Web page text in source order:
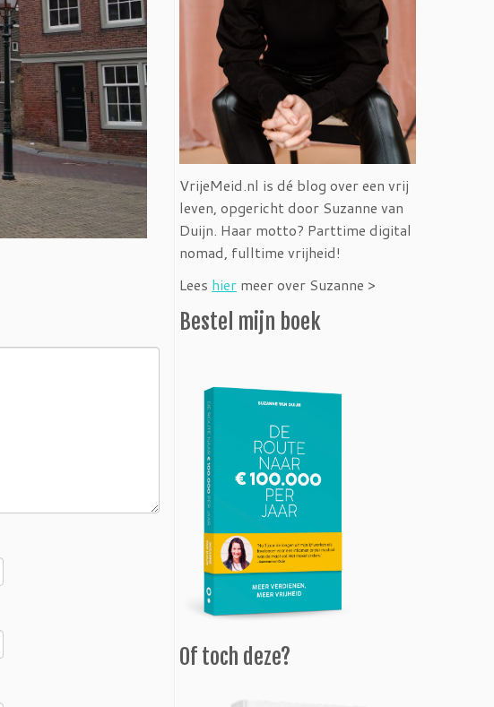
VrijeMeid.nl is dé blog over een vrij
leven, opgericht door Suzanne van
Duijn. Haar motto? Parttime digital
nomad, fulltime vrijheid!
Lees hier meer over Suzanne >
Bestel mijn boek
Of toch deze?